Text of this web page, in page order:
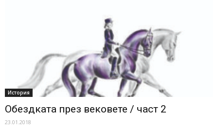
История
Обездката през вековете / част 2
23.01.2018